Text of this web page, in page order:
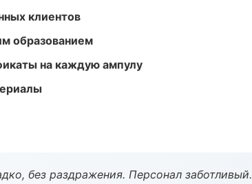
клиентов
образованием
на каждую ампулу
без раздражения. Персонал заботливый.